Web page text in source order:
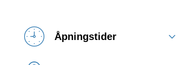
Åpningstider